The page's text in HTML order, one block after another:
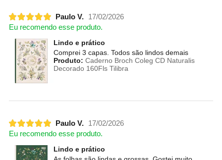
Paulo V.
17/02/2026
Eu recomendo esse produto.
Lindo e prático
Comprei 3 capas. Todos são lindos demais
Produto: Caderno Broch Coleg CD Naturalis
Decorado 160Fls Tilibra
Paulo V.
17/02/2026
Eu recomendo esse produto.
Lindo e prático